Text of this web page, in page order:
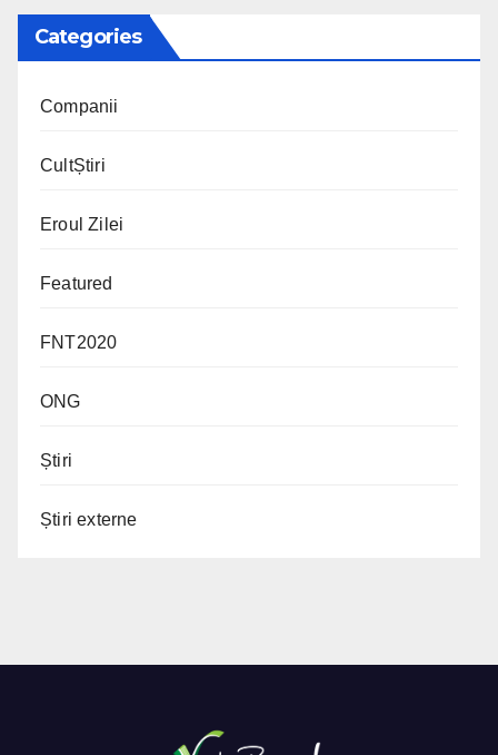
Categories
Companii
CultȘtiri
Eroul Zilei
Featured
FNT2020
ONG
Știri
Știri externe